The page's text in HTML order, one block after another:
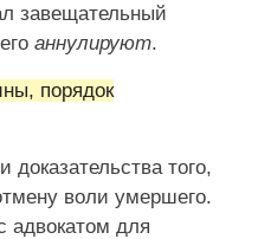
завещательный
аннулируют.
порядок
того,
воли умершего.
адвокатом для